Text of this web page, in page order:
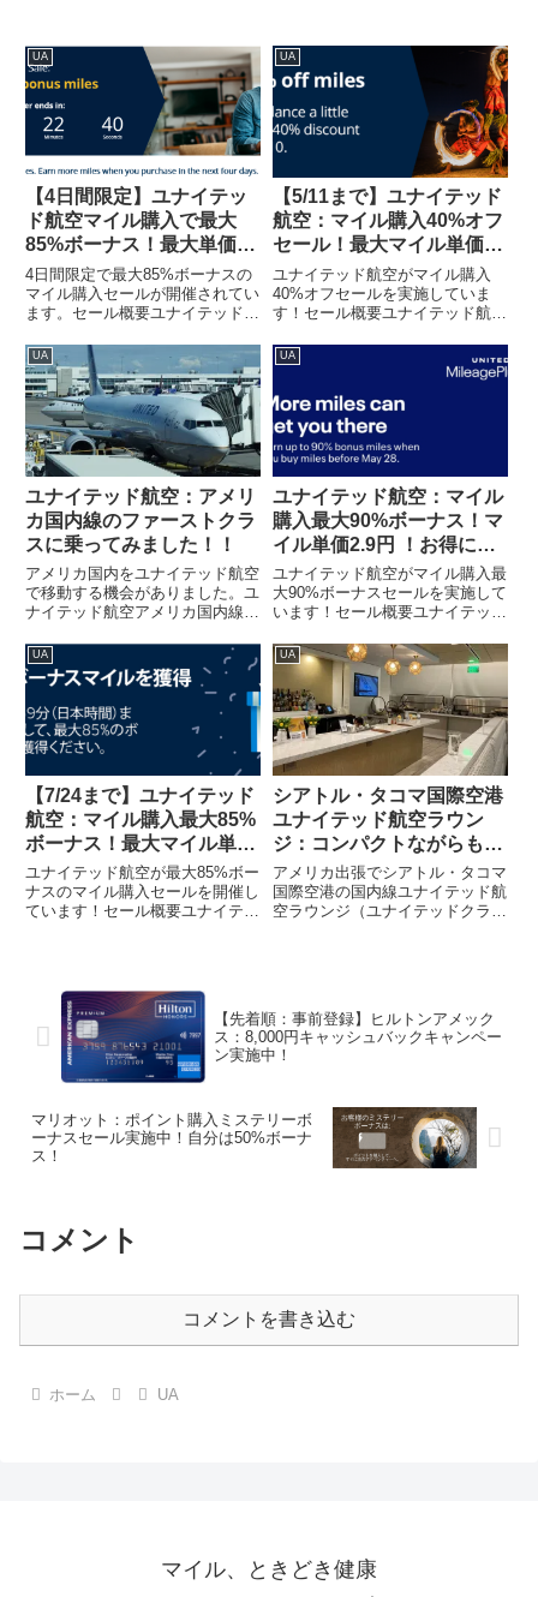
UA
【4日間限定】ユナイテッ
ド航空マイル購入で最大
85%ボーナス！最大単価
2.2円/マイル
4日間限定で最大85%ボーナスの
マイル購入セールが開催されてい
ます。セール概要ユナイテッド航
85%ボーナスセールが開催されて
います。85%ボーナスは2-3か月
に一度くらいの頻度で見られる割
合ですね。なので、急ぎで...
UA
【5/11まで】ユナイテッド
航空：マイル購入40%オフ
セール！最大マイル単価
2.4円 ！お得にANA特典航
空券
ユナイテッド航空がマイル購入
40%オフセールを実施していま
す！セール概要ユナイテッド航空
セールが開催されています。
（UA HPから引用）今回は最小
オフで購入できます。そのた...
UA
ユナイテッド航空：アメリ
カ国内線のファーストクラ
スに乗ってみました！！
アメリカ国内をユナイテッド航空
で移動する機会がありました。ユ
ナイテッド航空アメリカ国内線で
ファーストクラスを言います。
ANA国内線でいうプレミアムク
ラスと同じカテゴリーです。とい
うことでサービスの内容は基本的
に...
UA
ユナイテッド航空：マイル
購入最大90%ボーナス！マ
イル単価2.9円 ！お得に
ANA特典航空券
ユナイテッド航空がマイル購入最
大90%ボーナスセールを実施して
います！セール概要ユナイテッド
90％ボーナスセールが開催され
ています。（UA HPから引用）
前回は100%ボーナスセールでし
たので、今回はお得度が若...
UA
【7/24まで】ユナイテッド
航空：マイル購入最大85%
ボーナス！最大マイル単価
2.2円。お得にANA特典航
空券
ユナイテッド航空が最大85%ボー
ナスのマイル購入セールを開催し
ています！セール概要ユナイテッ
回は最大100%セールでしたの
で、前回ほどお得ではないで...
UA
シアトル・タコマ国際空港
ユナイテッド航空ラウン
ジ：コンパクトながらも充
実したフード&ドリンク
アメリカ出張でシアトル・タコマ
国際空港の国内線ユナイテッド航
空ラウンジ（ユナイテッドクラ
A（ゲートA10のそば）【営業時
間】午...
【先着順：事前登録】ヒルトンアメック
ス：8,000円キャッシュバックキャンペー
ン実施中！
マリオット：ポイント購入ミステリーボ
ーナスセール実施中！自分は50%ボーナ
ス！
コメント
コメントを書き込む
ホーム UA
マイル、ときどき健康